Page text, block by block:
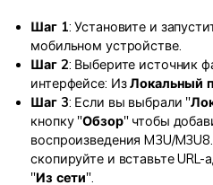
Шаг 1: Установите и
мобильном устройстве.
Шаг 2: Выберите источник
интерфейсе: Из Локальный
Шаг 3: Если вы выбрали "
кнопку "Обзор" чтобы
воспроизведения M3U/
скопируйте и вставьте
"Из сети".